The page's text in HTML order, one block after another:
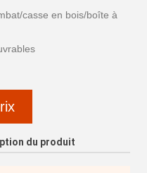
casse en bois/boîte à
du produit